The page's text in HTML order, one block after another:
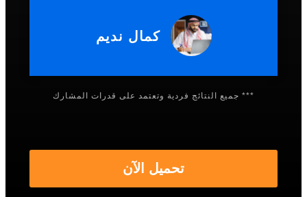
كمال نديم
*** جميع النتائج فردية وتعتمد على قدرات المشارك
تحميل الآن